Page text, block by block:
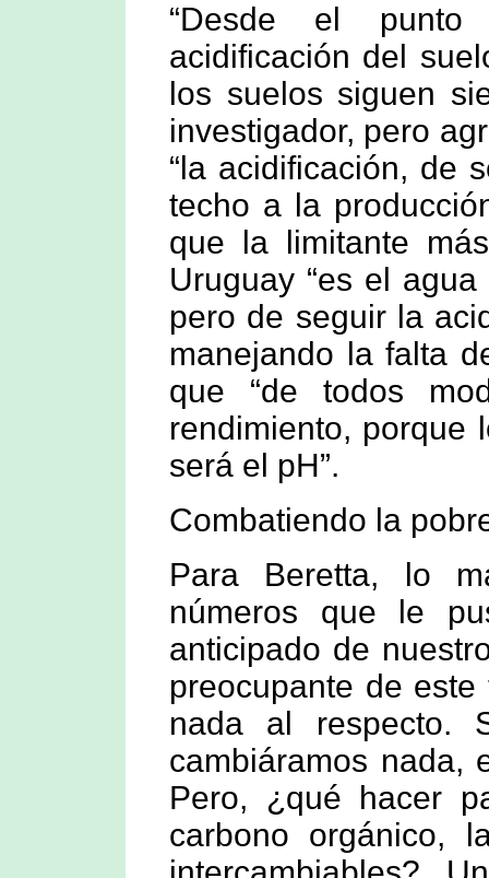
“Desde el
acidificación del
los suelos siguen
investigador, pero
“la acidificación, de
techo a la
que la limitante
Uruguay “es el
pero de seguir la
manejando la falta
que “de todos
rendimiento, porque
será el pH”.
Combatiendo la
Para Beretta, lo
números que le
anticipado de
preocupante de
nada al
cambiáramos nada,
Pero, ¿qué hacer
carbono orgánico,